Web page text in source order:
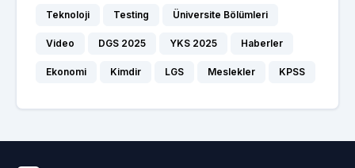
Teknoloji Testing Üniversite Bölümleri
Video DGS 2025 YKS 2025 Haberler
Ekonomi Kimdir LGS Meslekler KPSS